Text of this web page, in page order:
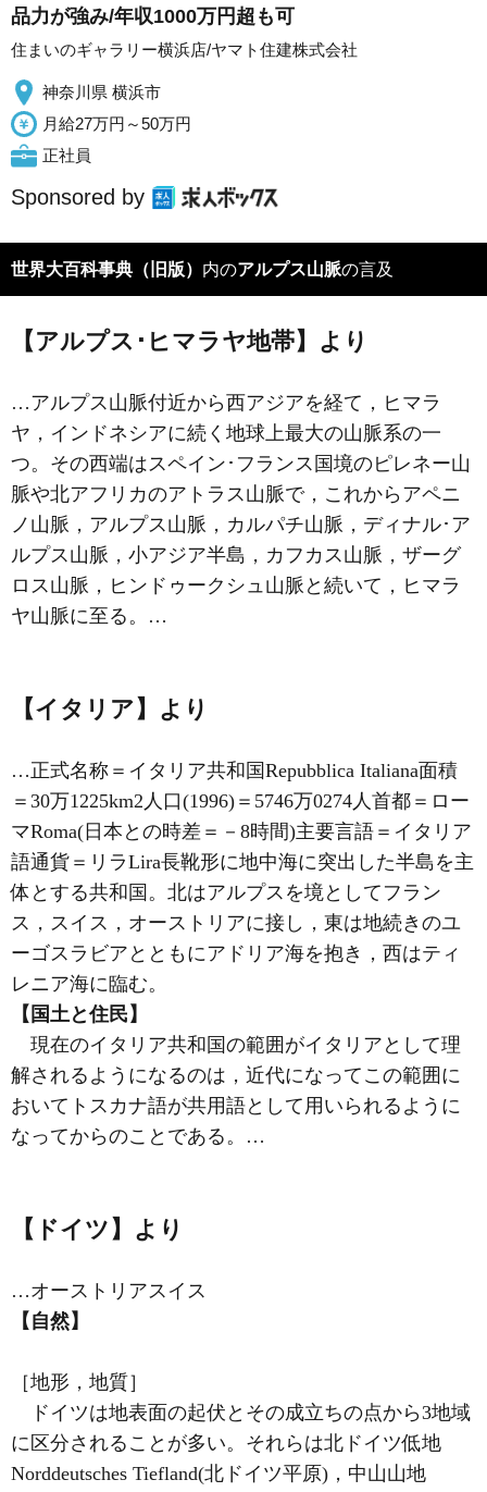
品力が強み/年収1000万円超も可
住まいのギャラリー横浜店/ヤマト住建株式会社
神奈川県 横浜市
月給27万円～50万円
正社員
Sponsored by
世界大百科事典（旧版） 内のアルプス山脈の言及
【アルプス･ヒマラヤ地帯】より
…アルプス山脈付近から西アジアを経て，ヒマラ
ヤ，インドネシアに続く地球上最大の山脈系の一
つ。その西端はスペイン･フランス国境のピレネー山
脈や北アフリカのアトラス山脈で，これからアペニ
ノ山脈，アルプス山脈，カルパチ山脈，ディナル･ア
ルプス山脈，小アジア半島，カフカス山脈，ザーグ
ロス山脈，ヒンドゥークシュ山脈と続いて，ヒマラ
ヤ山脈に至る。…
【イタリア】より
…正式名称＝イタリア共和国Repubblica Italiana面積
＝30万1225km2人口(1996)＝5746万0274人首都＝ロー
マRoma(日本との時差＝－8時間)主要言語＝イタリア
語通貨＝リラLira長靴形に地中海に突出した半島を主
体とする共和国。北はアルプスを境としてフラン
ス，スイス，オーストリアに接し，東は地続きのユ
ーゴスラビアとともにアドリア海を抱き，西はティ
レニア海に臨む。
【国土と住民】
現在のイタリア共和国の範囲がイタリアとして理
解されるようになるのは，近代になってこの範囲に
おいてトスカナ語が共用語として用いられるように
なってからのことである。…
【ドイツ】より
…オーストリア スイス
【自然】
［地形，地質］
ドイツは地表面の起伏とその成立ちの点から3地域
に区分されることが多い。それらは北ドイツ低地
Norddeutsches Tiefland(北ドイツ平原)，中山山地